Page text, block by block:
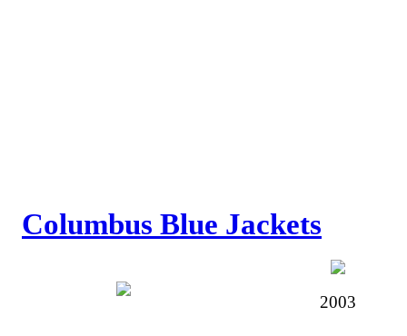
Columbus Blue Jackets
2003